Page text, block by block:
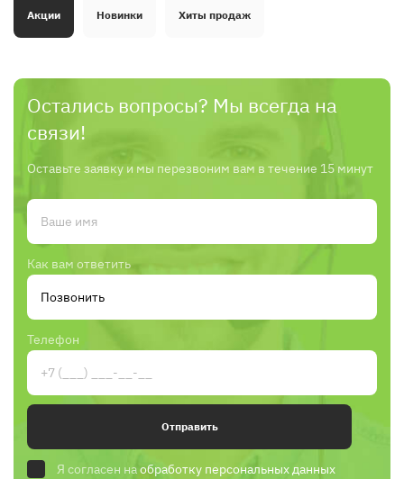
Акции Новинки Хиты продаж
Остались вопросы? Мы всегда на
связи!
Оставьте заявку и мы перезвоним вам в течение 15 минут
Как вам ответить
Телефон
Отправить
Я согласен наобработку персональных данных